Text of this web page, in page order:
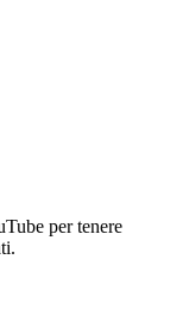
per tenere